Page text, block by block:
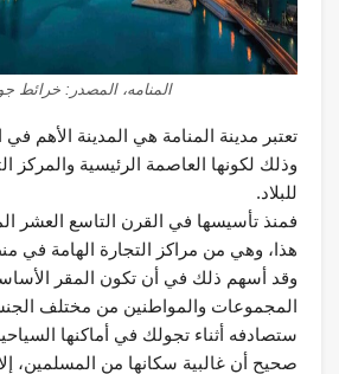
المنامه، المصدر: خرائط
تعتبر مدينة المنامة هي المدينة الأهم في
وذلك لكونها العاصمة الرئيسية والمركز
للبلاد.
فمنذ تأسيسها في القرن التاسع العشر
هذا، وهي من مراكز التجارة الهامة في
وقد أسهم ذلك في أن تكون المقر
المجموعات والمواطنين من مختلف
ستصادفه أثناء تجولك في أماكنها
صحيح أن غالبية سكانها من المسلمين،